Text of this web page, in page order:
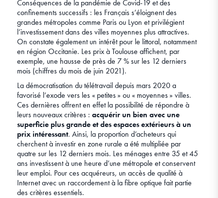
Conséquences de la pandémie de Covid-19 et des
confinements successifs : les Français s’éloignent des
grandes métropoles comme Paris ou Lyon et privilégient
l’investissement dans des villes moyennes plus attractives.
On constate également un intérêt pour le littoral, notamment
en région Occitanie. Les prix à Toulouse affichent, par
exemple, une hausse de près de 7 % sur les 12 derniers
mois (chiffres du mois de juin 2021).
La démocratisation du télétravail depuis mars 2020 a
favorisé l’exode vers les « petites » ou « moyennes » villes.
Ces dernières offrent en effet la possibilité de répondre à
leurs nouveaux critères : acquérir un bien avec une
superficie plus grande et des espaces extérieurs à un
prix intéressant. Ainsi, la proportion d’acheteurs qui
cherchent à investir en zone rurale a été multipliée par
quatre sur les 12 derniers mois. Les ménages entre 35 et 45
ans investissent à une heure d’une métropole et conservent
leur emploi. Pour ces acquéreurs, un accès de qualité à
Internet avec un raccordement à la fibre optique fait partie
des critères essentiels.